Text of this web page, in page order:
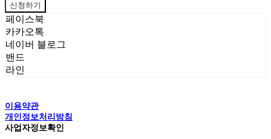
신청하기
페이스북
카카오톡
네이버 블로그
밴드
라인
이용약관
개인정보처리방침
사업자정보확인